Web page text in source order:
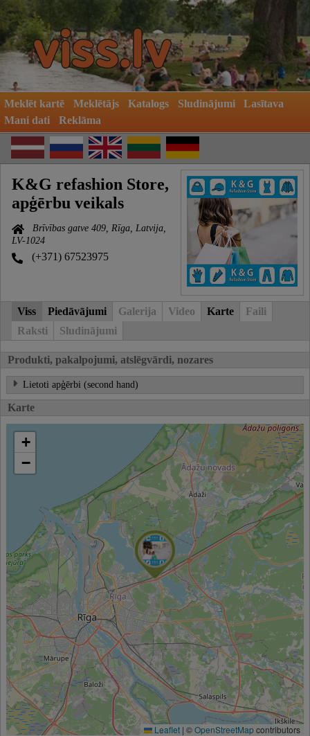
Meklēt kartē Meklētājs Katalogs Sludinājumi
Lasītava
Mani dati
Reklāma
K&G refashion Store,
apģērbu veikals
Brīvības gatve 409, Rīga, Latvija,
LV-1024
(+371) 67523975
Viss Piedāvājumi Galerija Video Karte
Faili
Raksti
Sludinājumi
Produkti, pakalpojumi, atslēgvārdi, nozares
Lietoti apģērbi (second hand)
Karte
+
−
Leaflet | ©OpenStreetMapcontributors